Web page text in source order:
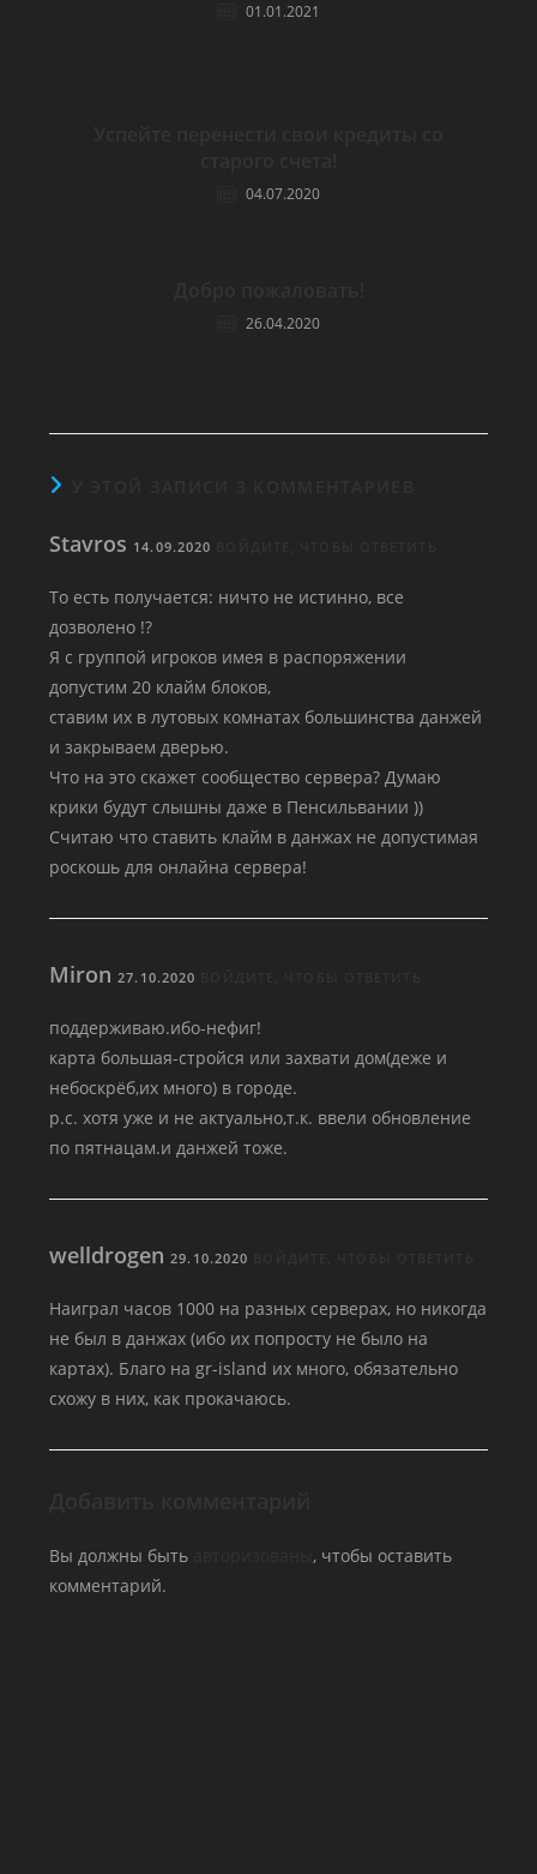
01.01.2021
04.07.2020
26.04.2020
Stavros 14.09.2020
То есть получается: ничто не истинно, все
дозволено !?
Я с группой игроков имея в распоряжении
допустим 20 клайм блоков,
ставим их в лутовых комнатах большинства данжей
и закрываем дверью.
Что на это скажет сообщество сервера? Думаю
крики будут слышны даже в Пенсильвании ))
Считаю что ставить клайм в данжах не допустимая
роскошь для онлайна сервера!
Miron27.10.2020
поддерживаю.ибо-нефиг!
карта большая-стройся или захвати дом(деже и
небоскрёб,их много) в городе.
р.с. хотя уже и не актуально,т.к. ввели обновление
по пятнацам.и данжей тоже.
welldrogen29.10.2020
Наиграл часов 1000 на разных серверах, но никогда
не был в данжах (ибо их попросту не было на
картах). Благо на gr-island их много, обязательно
схожу в них, как прокачаюсь.
Вы должны быть
, чтобы оставить
комментарий.